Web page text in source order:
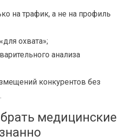
на трафик, а не на профиль
охвата»;
анализа
конкурентов без
медицинские